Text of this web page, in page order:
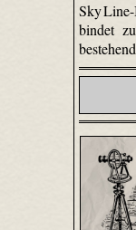
Sky
bindet